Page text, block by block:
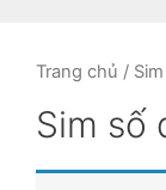
Trang chủ /
Sim số